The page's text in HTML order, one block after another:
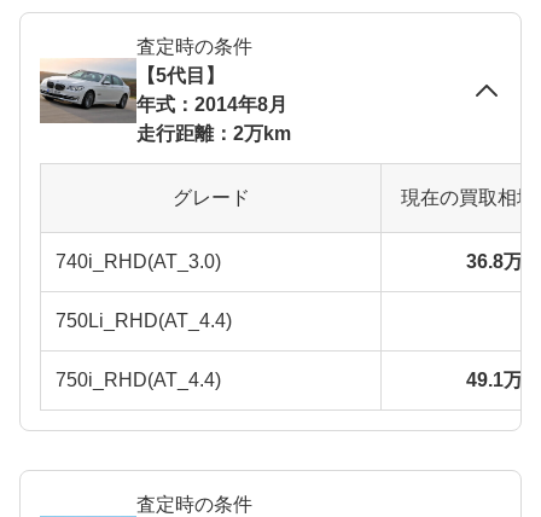
査定時の条件
【5代目】
年式：2014年8月
走行距離：2万km
グレード 現在の買取相
740i_RHD(AT_3.0) 36.8万
750Li_RHD(AT_4.4)
750i_RHD(AT_4.4) 49.1万
査定時の条件